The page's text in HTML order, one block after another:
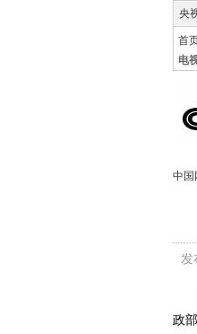
央
首
电
中国
发
为
政